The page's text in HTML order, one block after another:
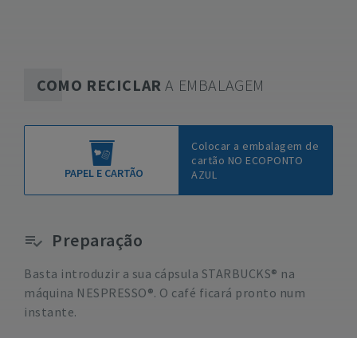
COMO RECICLAR A EMBALAGEM
PAPEL E CARTÃO
Colocar a embalagem de
cartão NO ECOPONTO
AZUL
Preparação
Basta introduzir a sua cápsula STARBUCKS® na
máquina NESPRESSO®. O café ficará pronto num
instante.